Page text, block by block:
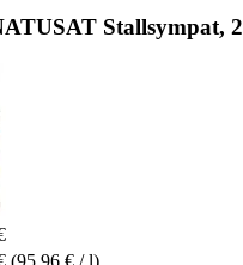
Stallsympat,
(95,96 € / l)